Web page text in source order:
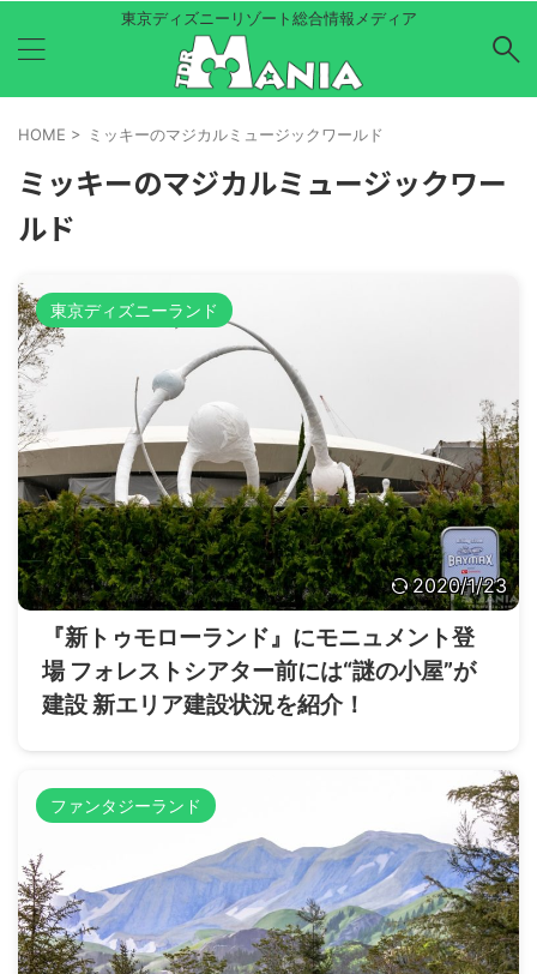
東京ディズニーリゾート総合情報メディア
HOME > ミッキーのマジカルミュージックワールド
ミッキーのマジカルミュージックワー
ルド
東京ディズニーランド
2020/1/23
『新トゥモローランド』にモニュメント登
場 フォレストシアター前には“謎の小屋”が
建設 新エリア建設状況を紹介！
ファンタジーランド